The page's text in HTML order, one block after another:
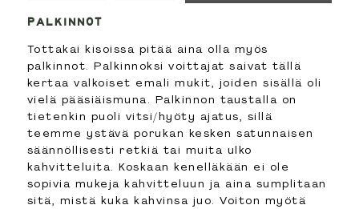
PALKINNOT
Tottakai kisoissa pitää aina olla myös
palkinnot. Palkinnoksi voittajat saivat tällä
kertaa valkoiset emali mukit, joiden sisällä oli
vielä pääsiäismuna. Palkinnon taustalla on
tietenkin puoli vitsi/hyöty ajatus, sillä
teemme ystävä porukan kesken satunnaisen
säännöllisesti retkiä tai muita ulko
kahvitteluita. Koskaan kenelläkään ei ole
sopivia mukeja kahvitteluun ja aina sumplitaan
sitä, mistä kuka kahvinsa juo. Voiton myötä